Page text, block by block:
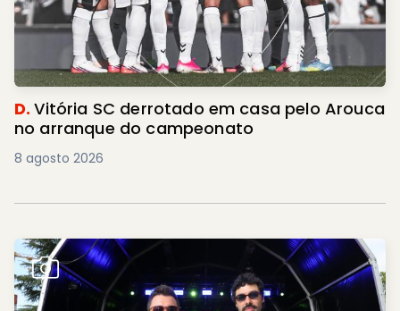
D.Vitória SC derrotado em casa pelo Arouca
no arranque do campeonato
8 agosto 2026